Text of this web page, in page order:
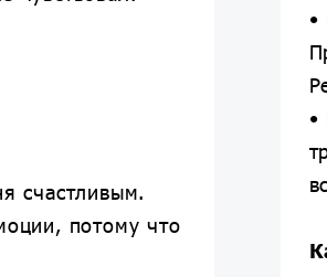
счастливым.
потому что
•
•